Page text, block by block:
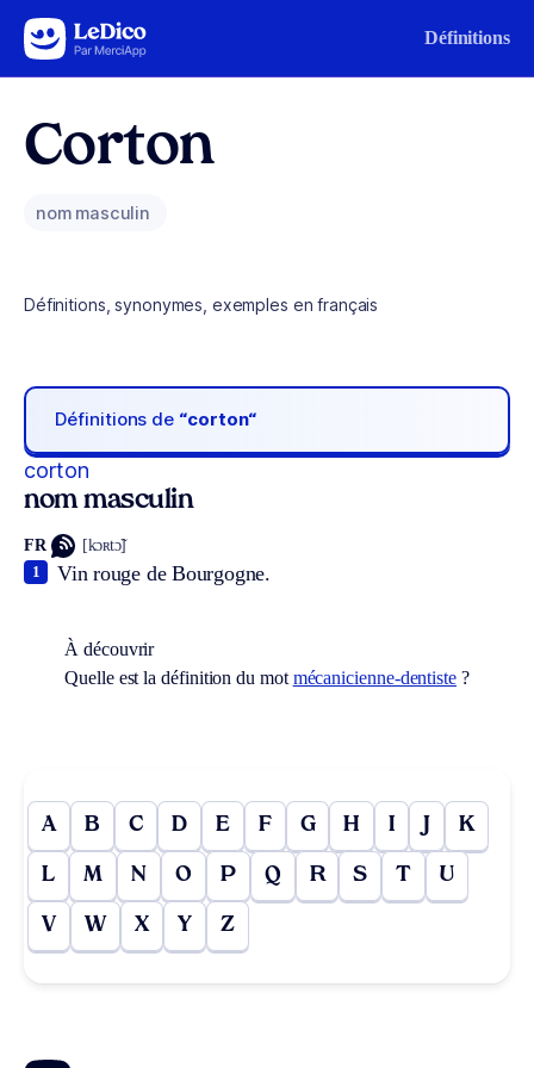
Aller au contenu Définitions
Corton
nom masculin
Définitions, synonymes, exemples en français
Définitions de “corton“
corton
nom masculin
FR [kɔʀtɔ̃]
Vin rouge de Bourgogne.
1
À découvrir
Quelle est la définition du mot mécanicienne-dentiste?
A B C D E F G H I J K
L M N O P Q R S T U
V W X Y Z